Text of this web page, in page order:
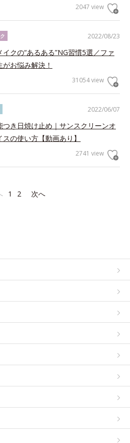
2047 view
2022/08/23
イクの“あるある”NG習慣5選／ファ
がお悩み解決！
31054 view
2022/06/07
つき日焼け止め｜サンスクリーンオ
スの使い方【動画あり】
2741 view
1 2 次へ